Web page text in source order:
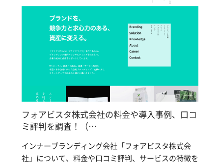
フォアビスタ株式会社の料金や導入事例、口コ
ミ評判を調査！（…
インナーブランディング会社「フォアビスタ株式会
社」について、料金や口コミ評判、サービスの特徴を